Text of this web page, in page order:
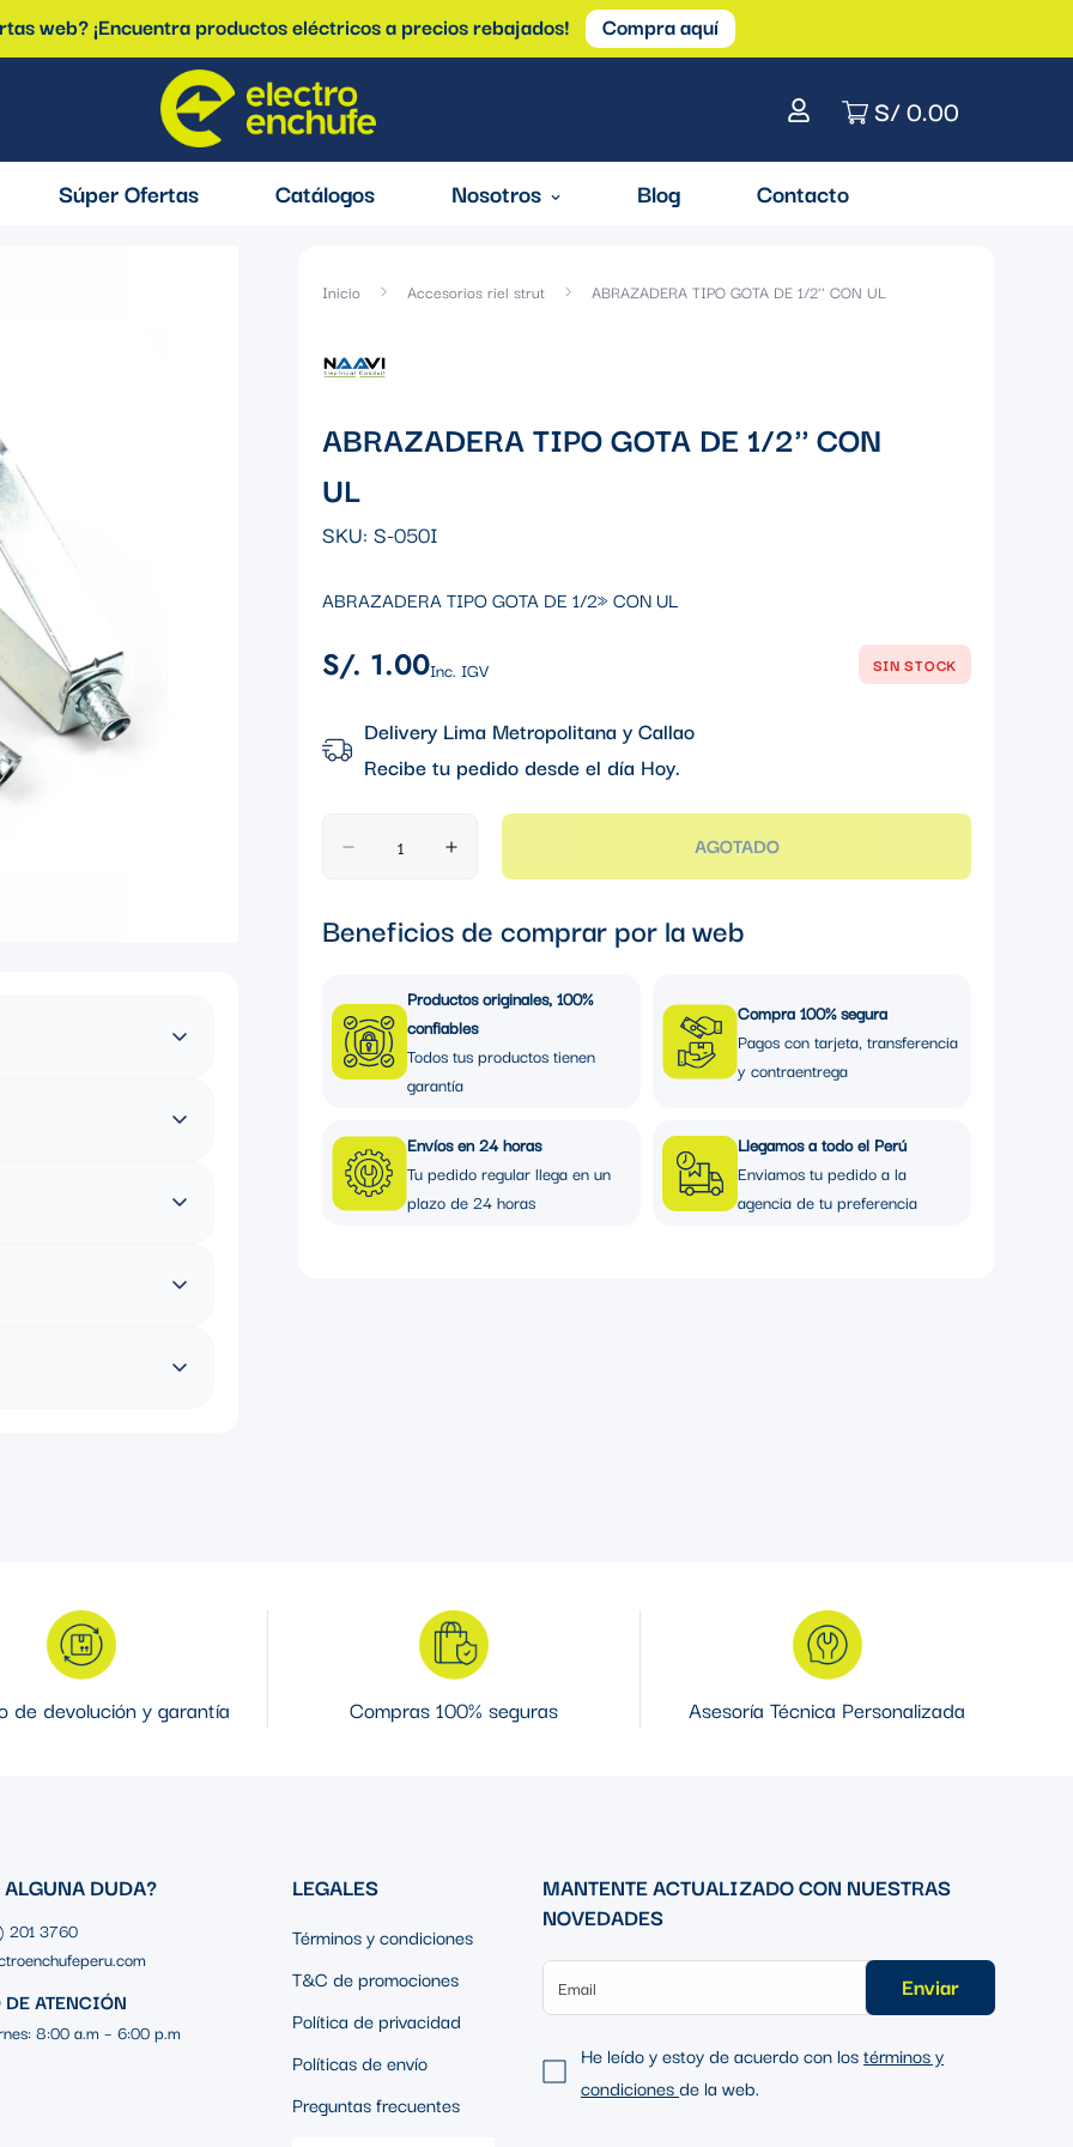
web? ¡Encuentra productos eléctricos a precios rebajados! Compra aquí
S/ 0.00
Súper Ofertas Catálogos Nosotros Blog Contacto
Inicio Accesorios riel strut ABRAZADERA TIPO GOTA DE 1/2'' CON UL
ABRAZADERA TIPO GOTA DE 1/2'' CON
UL
SKU: S-050I
ABRAZADERA TIPO GOTA DE 1/2» CON UL
Precio
S/. 1.00Inc. IGV SIN STOCK
Delivery Lima Metropolitana y Callao
Recibe tu pedido desde el día Hoy.
AGOTADO
Beneficios de comprar por la web
Productos originales, 100%
confiables
Todos tus productos tienen
garantía
Compra 100% segura
Pagos con tarjeta, transferencia
y contraentrega
Envíos en 24 horas
Tu pedido regular llega en un
plazo de 24 horas
Llegamos a todo el Perú
Enviamos tu pedido a la
agencia de tu preferencia
de devolución y garantía Compras 100% seguras Asesoría Técnica Personalizada
DUDA?
201 3760
ATENCIÓN
8:00 a.m – 6:00 p.m
LEGALES
Términos y condiciones
T&C de promociones
Política de privacidad
Políticas de envío
Preguntas frecuentes
MANTENTE ACTUALIZADO CON NUESTRAS
NOVEDADES
Enviar
He leído y estoy de acuerdo con lostérminos y
condicionesde la web.